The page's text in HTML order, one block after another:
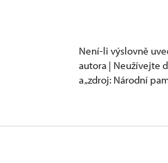
Není-li výslovně
autora | Neužívejte
a „zdroj: Národní